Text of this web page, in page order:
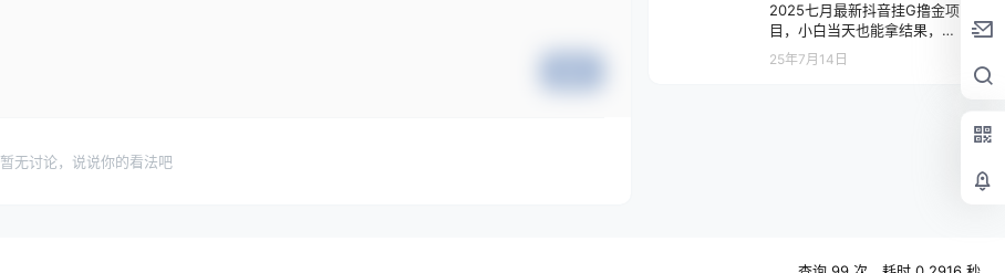
暂无讨论，说说你的看法吧
2025七月最新抖音挂G撸金项
目，小白当天也能拿结果，单
号产出2k+，小白当天上手
【揭秘】
25年7月14日